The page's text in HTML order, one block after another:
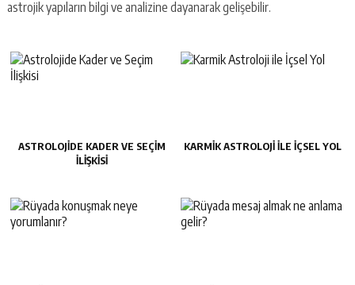
astrojik yapıların bilgi ve analizine dayanarak gelişebilir.
ASTROLOJIDE KADER VE SEÇIM
İLIŞKISI
KARMIK ASTROLOJI ILE İÇSEL YOL